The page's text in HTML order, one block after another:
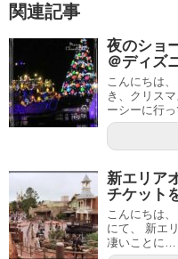
関連記事
夜のショ
＠ディズ
こんにちは
き、クリス
ーシーに行
新エリア
チケット
こんにちは
にて、 新エ
凄いことに…